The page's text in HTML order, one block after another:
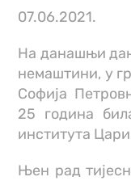
07.06.2021.
На данашњи
немаштини, у
Софија
25 година
института
Њен рад